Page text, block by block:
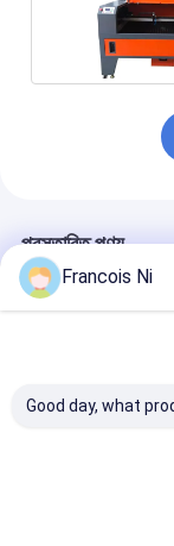
প্রস্তাবিত পণ্য
Francois Ni
Good day, what